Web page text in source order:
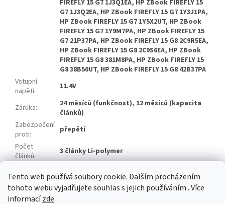
Tento web používá soubory cookie. Dalším procházením
tohoto webu vyjadřujete souhlas s jejich používáním.. Více
informacízde.
FIREFLY 15 G7 1J3Q1EA, HP ZBook FIREFLY 15
G7 1J3Q2EA, HP ZBook FIREFLY 15 G7 1Y3J1PA,
HP ZBook FIREFLY 15 G7 1Y5X2UT, HP ZBook
FIREFLY 15 G7 1Y9M7PA, HP ZBook FIREFLY 15
G7 21P37PA, HP ZBook FIREFLY 15 G8 2C9R5EA,
HP ZBook FIREFLY 15 G8 2C9S6EA, HP ZBook
FIREFLY 15 G8 381M8PA, HP ZBook FIREFLY 15
G8 38B50UT, HP ZBook FIREFLY 15 G8 42B37PA
Vstupní
napětí: 11.4V
Záruka:
24 měsíců (funkčnost), 12 měsíců (kapacita
článků)
Zabezpečení
proti:
přepětí
Počet
článků:
3 články Li-polymer
článků: Zhuoneng